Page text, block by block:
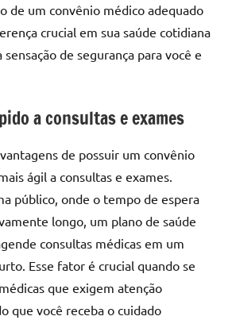
de um convênio médico adequado
crucial em sua saúde cotidiana
de segurança para você e
a consultas e exames
de possuir um convênio
ágil a consultas e exames.
público, onde o tempo de espera
longo, um plano de saúde
consultas médicas em um
Esse fator é crucial quando se
que exigem atenção
que você receba o cuidado